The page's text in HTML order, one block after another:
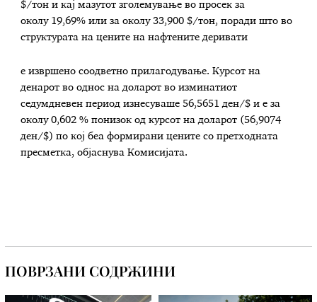
$/тон и кај мазутот зголемување во просек за
околу 19,69% или за околу 33,900 $/тон, поради што во
структурата на цените на нафтените деривати
е извршено соодветно прилагодување. Курсот на
денарот во однос на доларот во изминатиот
седумдневен период изнесуваше 56,5651 ден/$ и е за
околу 0,602 % понизок од курсот на доларот (56,9074
ден/$) по кој беа формирани цените со претходната
пресметка, објаснува Комисијата.
ПОВРЗАНИ СОДРЖИНИ